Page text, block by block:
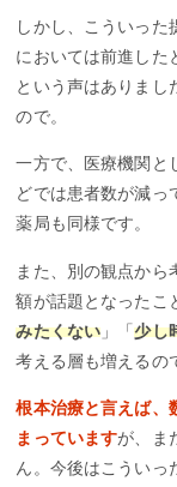
しかし、こういった
においては前進した
という声はありまし
ので。
一方で、医療機関と
どでは患者数が減っ
薬局も同様です。
また、別の観点から
額が話題となったこ
みたくない 」「少し
考える層も増えるの
根本治療と言えば、
まっていますが、ま
ん。今後はこういっ